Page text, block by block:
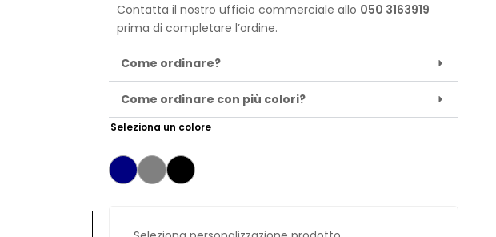
Contatta il nostro ufficio commerciale allo 050 3163919
prima di completare l’ordine.
Come ordinare?
Come ordinare con più colori?
Seleziona un colore